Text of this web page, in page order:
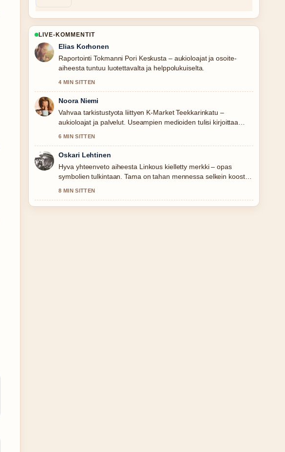
LIVE-KOMMENTIT
Elias Korhonen
Raportointi Tokmanni Pori Keskusta – aukioloajat ja osoite-
aiheesta tuntuu luotettavalta ja helppolukuiselta.
4 MIN SITTEN
Noora Niemi
Vahvaa tarkistustyota liittyen K-Market Teekkarinkatu –
aukioloajat ja palvelut. Useampien medioiden tulisi kirjoittaa
6 MIN SITTEN
Oskari Lehtinen
Hyva yhteenveto aiheesta Linkous kielletty merkki – opas
symbolien tulkintaan. Tama on tahan mennessa selkein kooste
8 MIN SITTEN